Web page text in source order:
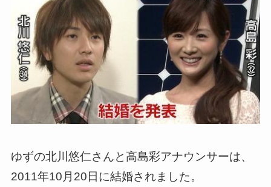
ゆずの北川悠仁さんと高島彩アナウンサーは、
2011年10月20日に結婚されました。